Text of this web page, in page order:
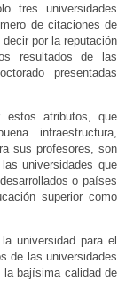
tres universidades
de citaciones de
por la reputación
resultados de las
presentadas
estos atributos, que
infraestructura,
sus profesores, son
universidades que
o países
superior como
universidad para el
de las universidades
bajísima calidad de